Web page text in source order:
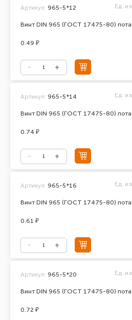
Винт DIN 965 (ГОСТ 17475-80)
Артикул: 965-5*12 Ед.
0.49 ₽
Винт DIN 965 (ГОСТ 17475-80)
Артикул: 965-5*14 Ед.
0.74 ₽
Винт DIN 965 (ГОСТ 17475-80)
Артикул: 965-5*16 Ед.
0.61 ₽
Винт DIN 965 (ГОСТ 17475-80)
Артикул: 965-5*20 Ед.
0.72 ₽